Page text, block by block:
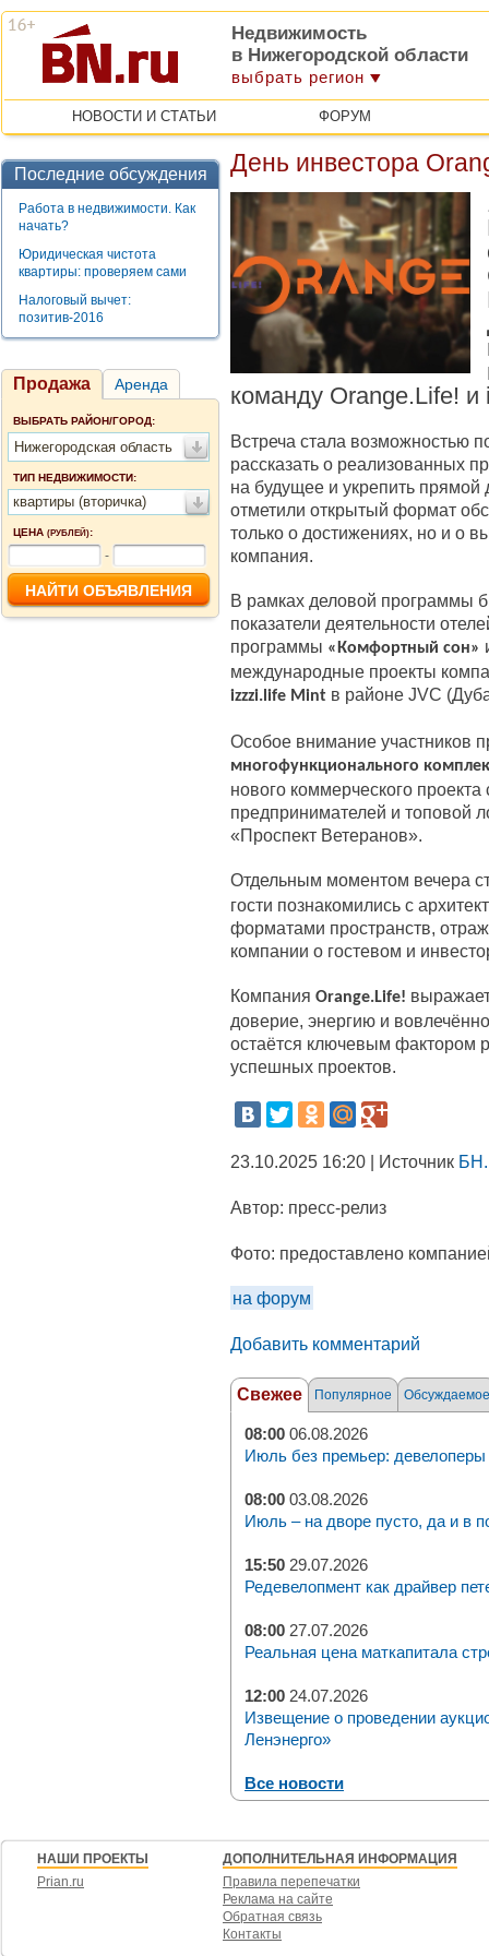
Недвижимость
в Нижегородской области
выбрать регион
НОВОСТИ И СТАТЬИ ФОРУМ
Последние обсуждения
Работа в недвижимости. Как
начать?
Юридическая чистота
квартиры: проверяем сами
Налоговый вычет:
позитив-2016
Продажа Аренда
ВЫБРАТЬ РАЙОН/ГОРОД:
Нижегородская область
ТИП НЕДВИЖИМОСТИ:
квартиры (вторичка)
ЦЕНА (РУБЛЕЙ):
-
День инвестора
команду Orange.Life! и
Встреча стала возможностью
рассказать о реализованных
на будущее и укрепить прямой
отметили открытый формат
только о достижениях, но и о
компания.
В рамках деловой программы
показатели деятельности
программы «Комфортный сон»
международные проекты
izzzi.life Mint в районе JVC
Особое внимание участников
многофункционального
нового коммерческого
предпринимателей и топовой
«Проспект Ветеранов».
Отдельным моментом вечера
гости познакомились с
форматами пространств,
компании о гостевом и
Компания Orange.Life!
доверие, энергию и
остаётся ключевым фактором
успешных проектов.
23.10.2025 16:20 | Источник
Автор: пресс-релиз
Фото: предоставлено
на форум
Добавить комментарий
Свежее Популярное Обсуждаемое
08:00 06.08.2026
Июль без премьер: девелоперы
08:00 03.08.2026
Июль – на дворе пусто, да и в
15:50 29.07.2026
Редевелопмент как драйвер
08:00 27.07.2026
Реальная цена маткапитала
12:00 24.07.2026
Извещение о проведении
Ленэнерго»
Все новости
НАШИ ПРОЕКТЫ
Prian.ru
ДОПОЛНИТЕЛЬНАЯ ИНФОРМАЦИЯ
Правила перепечатки
Реклама на сайте
Обратная связь
Контакты